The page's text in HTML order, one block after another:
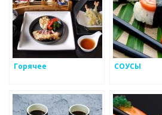
Горячее СОУСЫ